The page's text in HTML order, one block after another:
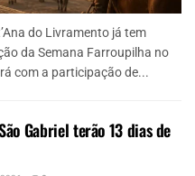
do Livramento já tem
da Semana Farroupilha no
com a participação de...
Gabriel terão 13 dias de